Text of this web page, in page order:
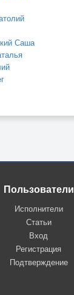
Саша
Пользователи
Исполнители
Статьи
Вход
Регистрация
Подтверждение